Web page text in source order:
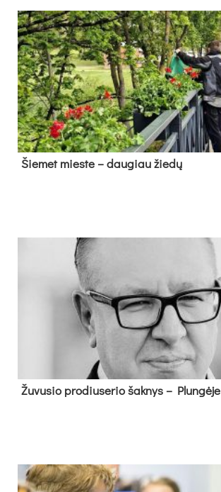
Šie­met mies­te – dau­giau žie­dų
Žu­vu­sio pro­diu­se­rio šak­nys – Plun­gė­je